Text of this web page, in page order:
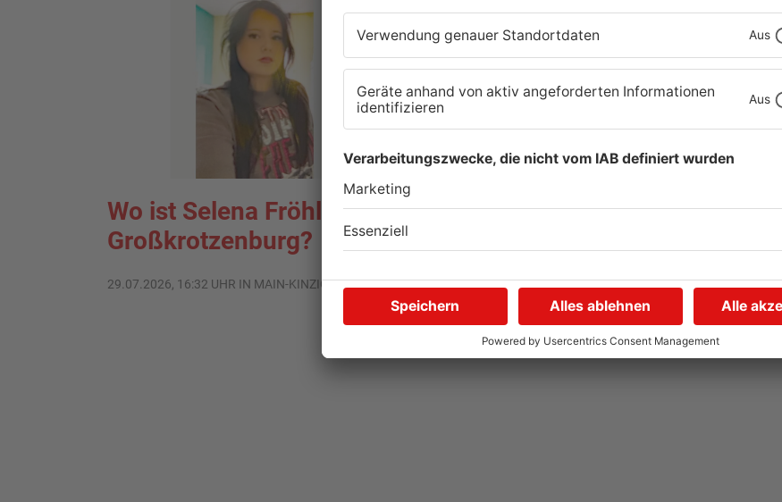
Wo ist Selena Fröhlich aus
Großkrotzenburg?
29.07.2026, 16:32 UHR IN MAIN-KINZIG-KREIS
Grundschule in Freigericht
29.07.2026, 06:39 UHR IN MAIN-KINZIG-KREIS